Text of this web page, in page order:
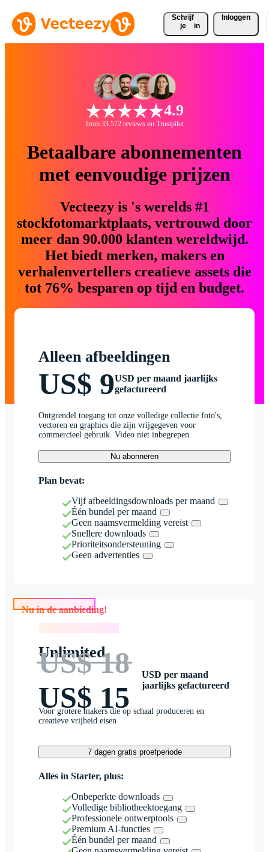
Schrijf
je
in
Inloggen
4.9
from 33.572 reviews on Trustpilot
Betaalbare abonnementen
met eenvoudige prijzen
Vecteezy is 's werelds #1
stockfotomarktplaats, vertrouwd door
meer dan 90.000 klanten wereldwijd.
Het biedt merken, makers en
verhalenvertellers creatieve assets die
tot 76% besparen op tijd en budget.
Alleen afbeeldingen
US$ 9USD per maand jaarlijks
gefactureerd
Ontgrendel toegang tot onze volledige collectie foto's,
vectoren en graphics die zijn vrijgegeven voor
commercieel gebruik. Video niet inbegrepen.
Nu abonneren
Plan bevat:
Vijf afbeeldingsdownloads per maand
Één bundel per maand
Geen naamsvermelding vereist
Snellere downloads
Prioriteitsondersteuning
Geen advertenties
Nu in de aanbieding!
Unlimited
US$ 18
US$ 15
USD per maand
jaarlijks gefactureerd
Voor grotere makers die op schaal produceren en
creatieve vrijheid eisen
7 dagen gratis proefperiode
Alles in Starter, plus:
Onbeperkte downloads
Volledige bibliotheektoegang
Professionele ontwerptools
Premium AI-functies
Één bundel per maand